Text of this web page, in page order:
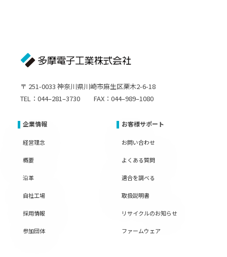
〒 251-0033 神奈川県川崎市麻生区栗木2-6-18
TEL：044–281–3730 FAX：044–989–1080
企業情報
経営理念
概要
沿革
自社工場
採用情報
参加団体
お客様サポート
お問い合わせ
よくある質問
適合を調べる
取扱説明書
リサイクルのお知らせ
ファームウェア